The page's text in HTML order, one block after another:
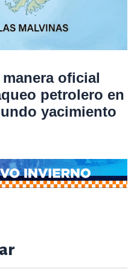
oficial
petrolero en
yacimiento